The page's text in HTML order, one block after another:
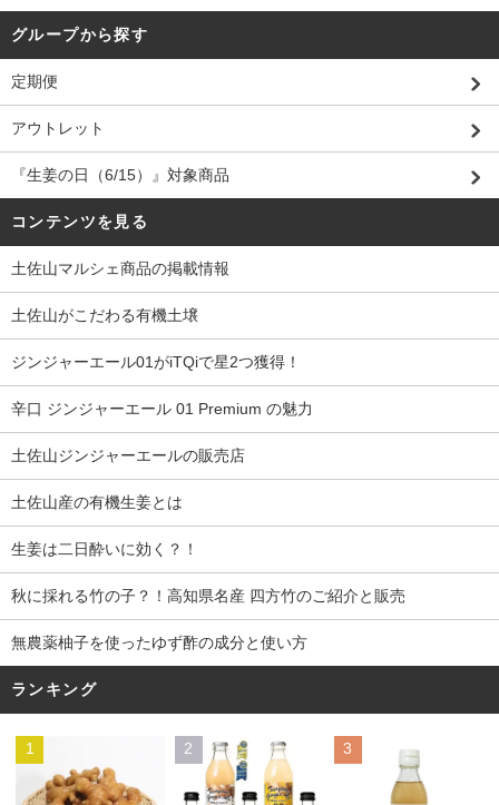
グループから探す
定期便
アウトレット
『生姜の日（6/15）』対象商品
コンテンツを見る
土佐山マルシェ商品の掲載情報
土佐山がこだわる有機土壌
ジンジャーエール01がiTQiで星2つ獲得！
辛口 ジンジャーエール 01 Premium の魅力
土佐山ジンジャーエールの販売店
土佐山産の有機生姜とは
生姜は二日酔いに効く？！
秋に採れる竹の子？！高知県名産 四方竹のご紹介と販売
無農薬柚子を使ったゆず酢の成分と使い方
ランキング
1 2 3